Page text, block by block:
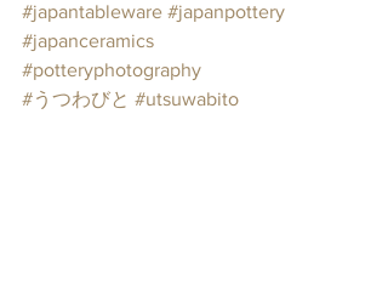
#japantableware #japanpottery
#japanceramics
#potteryphotography
#うつわびと #utsuwabito